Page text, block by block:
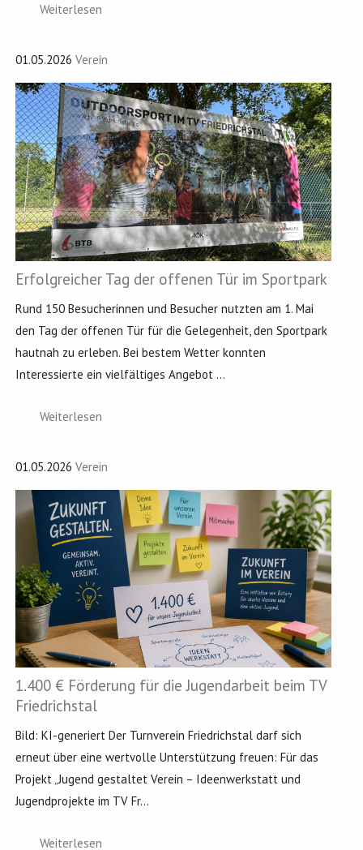
Weiterlesen
01.05.2026 Verein
Erfolgreicher Tag der offenen Tür im Sportpark
Rund 150 Besucherinnen und Besucher nutzten am 1. Mai
den Tag der offenen Tür für die Gelegenheit, den Sportpark
hautnah zu erleben. Bei bestem Wetter konnten
Interessierte ein vielfältiges Angebot ...
Weiterlesen
01.05.2026 Verein
1.400 € Förderung für die Jugendarbeit beim TV
Friedrichstal
Bild: KI-generiert Der Turnverein Friedrichstal darf sich
erneut über eine wertvolle Unterstützung freuen: Für das
Projekt „Jugend gestaltet Verein – Ideenwerkstatt und
Jugendprojekte im TV Fr...
Weiterlesen